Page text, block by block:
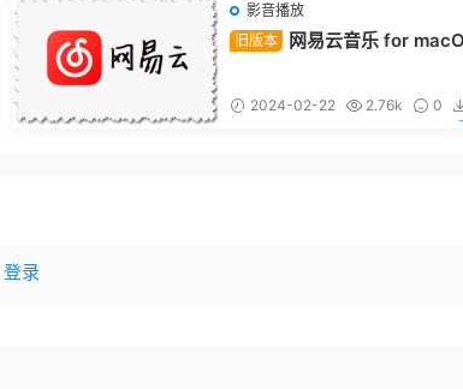
影音播放
旧版本
网易云音乐 for
2024-02-22 2.76k 0
登录